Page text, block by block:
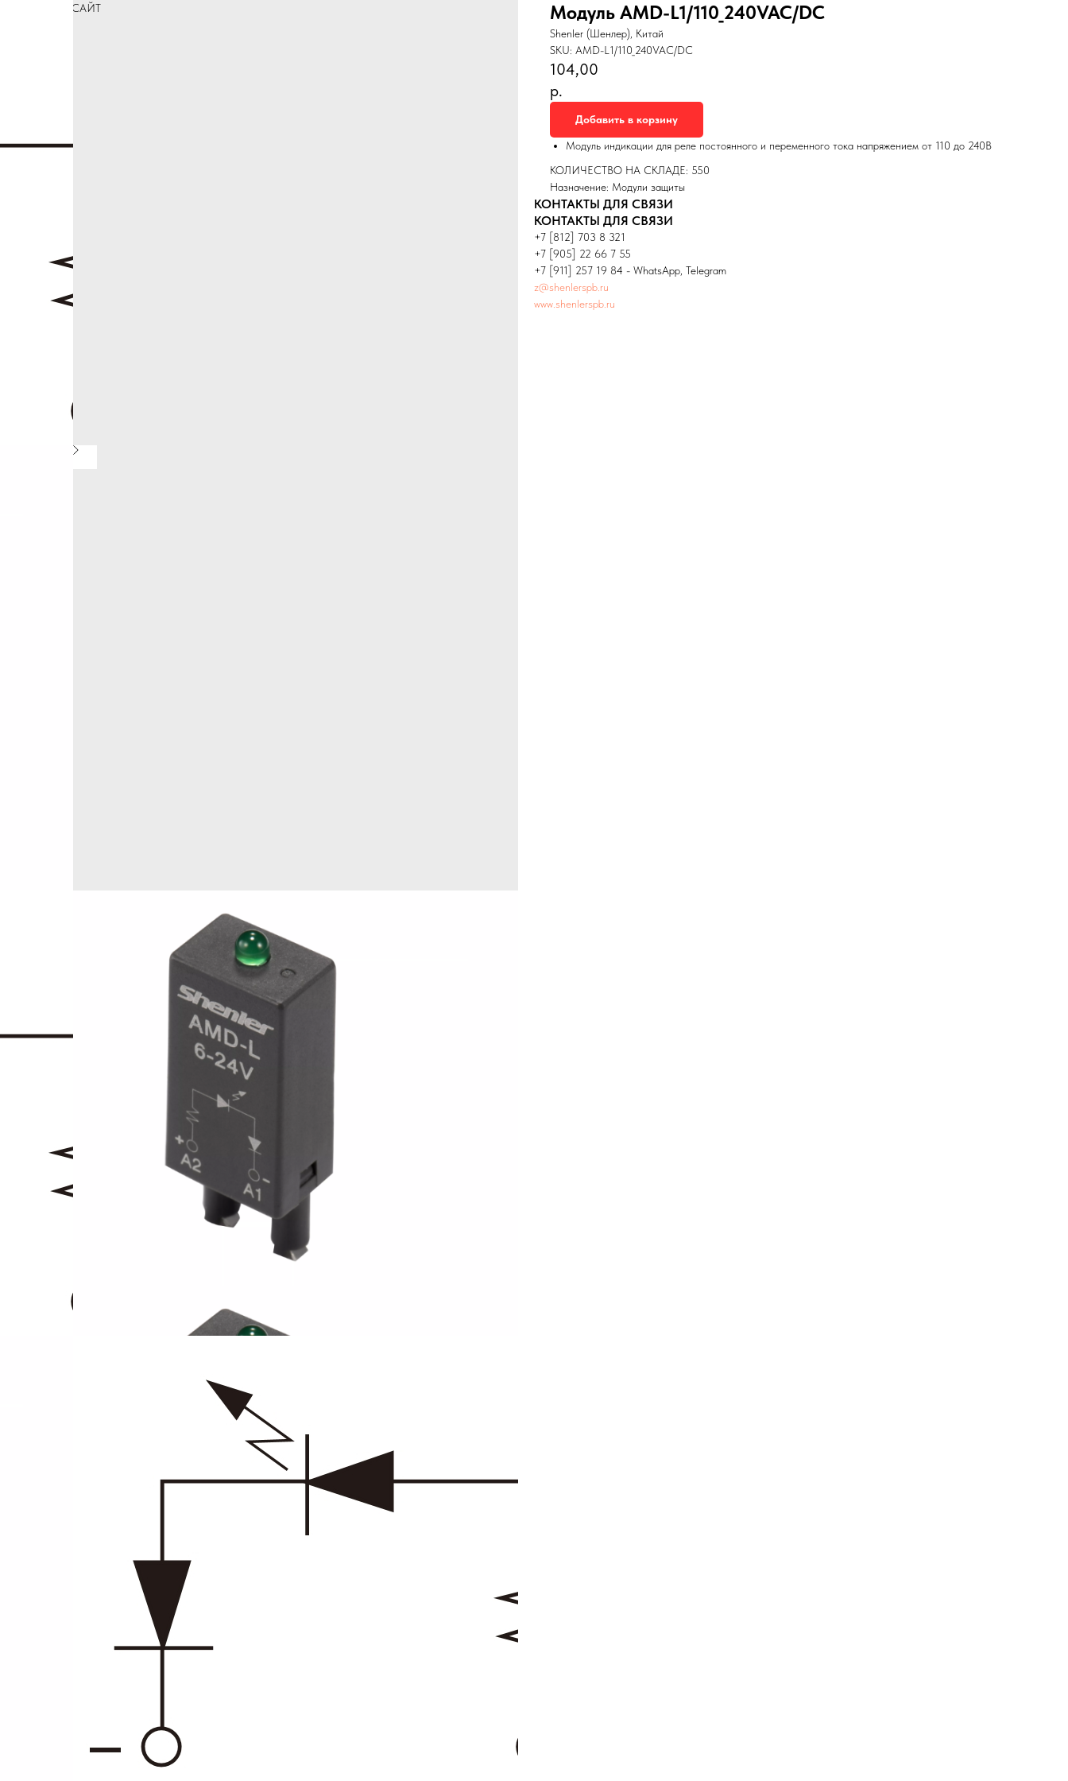
ПЕРЕЙТИ НА САЙТ Модуль AMD-L1/110_240VAC/DC
Shenler (Шенлер), Китай
SKU: AMD-L1/110_240VAC/DC
104,00
р.
Добавить в корзину
Модуль индикации для реле постоянного и переменного тока напряжением от 110 до 240В
КОЛИЧЕСТВО НА СКЛАДЕ: 550
Назначение: Модули защиты
КОНТАКТЫ ДЛЯ СВЯЗИ
КОНТАКТЫ ДЛЯ СВЯЗИ
+7 [812] 703 8 321
+7 [905] 22 66 7 55
+7 [911] 257 19 84 - WhatsApp, Telegram
z@shenlerspb.ru
www.shenlerspb.ru